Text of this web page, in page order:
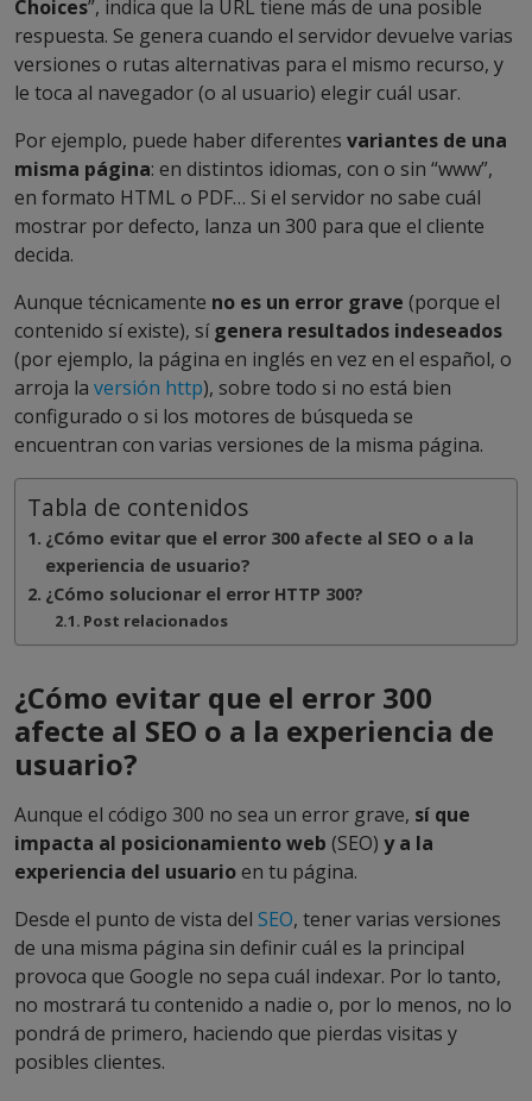
Choices”, indica que la URL tiene más de una posible
respuesta. Se genera cuando el servidor devuelve varias
versiones o rutas alternativas para el mismo recurso, y
le toca al navegador (o al usuario) elegir cuál usar.
Por ejemplo, puede haber diferentes variantes de una
misma página: en distintos idiomas, con o sin “www”,
en formato HTML o PDF… Si el servidor no sabe cuál
mostrar por defecto, lanza un 300 para que el cliente
decida.
Aunque técnicamente no es un error grave (porque el
contenido sí existe), sígenera resultados indeseados
(por ejemplo, la página en inglés en vez en el español, o
arroja la versión http), sobre todo si no está bien
configurado o si los motores de búsqueda se
encuentran con varias versiones de la misma página.
Tabla de contenidos
¿Cómo evitar que el error 300 afecte al SEO o a la
experiencia de usuario?
¿Cómo solucionar el error HTTP 300?
Post relacionados
¿Cómo evitar que el error 300
afecte al SEO o a la experiencia de
usuario?
Aunque el código 300 no sea un error grave, sí que
impacta al posicionamiento web (SEO) y a la
experiencia del usuarioen tu página.
Desde el punto de vista del SEO, tener varias versiones
de una misma página sin definir cuál es la principal
provoca que Google no sepa cuál indexar. Por lo tanto,
no mostrará tu contenido a nadie o, por lo menos, no lo
pondrá de primero, haciendo que pierdas visitas y
posibles clientes.